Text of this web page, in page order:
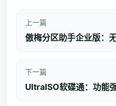
上一篇
傲梅分区助手企业版：
下一篇
UltraISO软碟通：功能